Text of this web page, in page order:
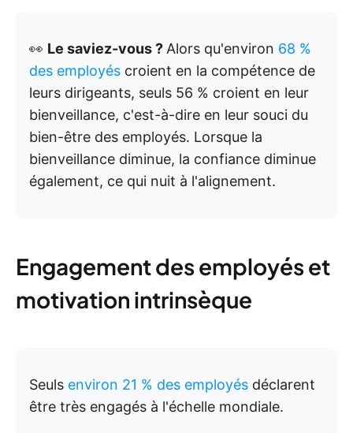
👀 Le saviez-vous ? Alors qu'environ 68 %
des employés croient en la compétence de
leurs dirigeants, seuls 56 % croient en leur
bienveillance, c'est-à-dire en leur souci du
bien-être des employés. Lorsque la
bienveillance diminue, la confiance diminue
également, ce qui nuit à l'alignement.
Engagement des employés et
motivation intrinsèque
Seuls environ 21 % des employés déclarent
être très engagés à l'échelle mondiale.